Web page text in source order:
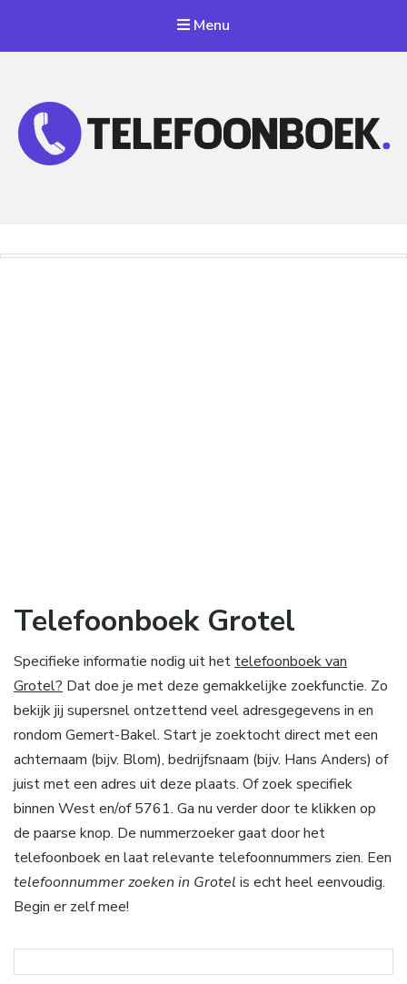
Menu
Telefoonboek Grotel
Specifieke informatie nodig uit het telefoonboek van
Grotel? Dat doe je met deze gemakkelijke zoekfunctie. Zo
bekijk jij supersnel ontzettend veel adresgegevens in en
rondom Gemert-Bakel. Start je zoektocht direct met een
achternaam (bijv. Blom), bedrijfsnaam (bijv. Hans Anders) of
juist met een adres uit deze plaats. Of zoek specifiek
binnen West en/of 5761. Ga nu verder door te klikken op
de paarse knop. De nummerzoeker gaat door het
telefoonboek en laat relevante telefoonnummers zien. Een
telefoonnummer zoeken in Grotel is echt heel eenvoudig.
Begin er zelf mee!